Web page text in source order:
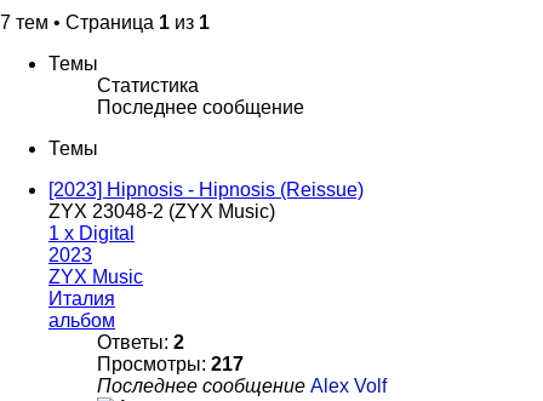
7 тем • Страница 1 из 1
Темы
Статистика
Последнее сообщение
Темы
[2023] Hipnosis - Hipnosis (Reissue)
ZYX 23048-2 (ZYX Music)
1 x Digital
2023
ZYX Music
Италия
альбом
Ответы: 2
Просмотры: 217
Последнее сообщение Alex Volf